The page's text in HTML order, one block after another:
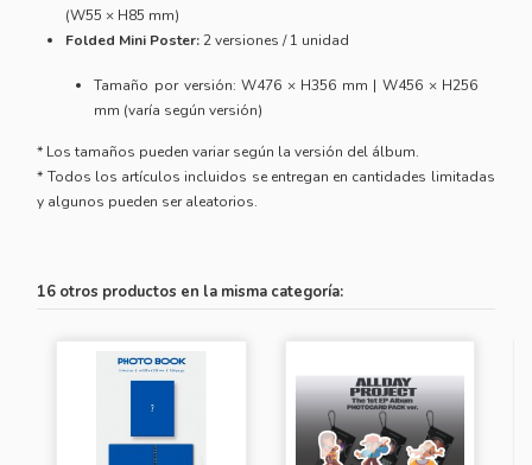
(W55 × H85 mm)
Folded Mini Poster:2 versiones / 1 unidad
Tamaño por versión: W476 × H356 mm | W456 × H256
mm (varía según versión)
* Los tamaños pueden variar según la versión del álbum.
* Todos los artículos incluidos se entregan en cantidades limitadas
y algunos pueden ser aleatorios.
16 otros productos en la misma categoría: